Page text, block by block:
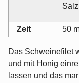
Zeit 50
Das Schweinefilet
und mit Honig
lassen und das